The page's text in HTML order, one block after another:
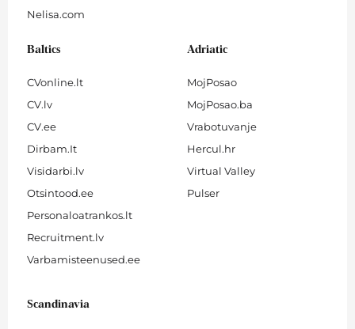
Nelisa.com
Baltics
CVonline.lt
CV.lv
CV.ee
Dirbam.It
Visidarbi.lv
Otsintood.ee
Personaloatrankos.lt
Recruitment.lv
Varbamisteenused.ee
Adriatic
MojPosao
MojPosao.ba
Vrabotuvanje
Hercul.hr
Virtual Valley
Pulser
Scandinavia